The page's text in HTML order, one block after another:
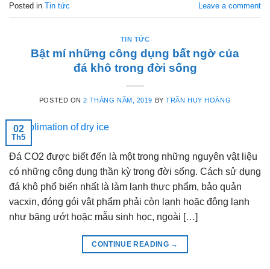
Posted in Tin tức Leave a comment
TIN TỨC
Bật mí những công dụng bất ngờ của
đá khô trong đời sống
POSTED ON2 THÁNG NĂM, 2019 BYTRẦN HUY HOÀNG
02
Th5
Đá CO2 được biết đến là một trong những nguyên vật liệu
có những công dụng thần kỳ trong đời sống. Cách sử dụng
đá khô phổ biến nhất là làm lạnh thực phẩm, bảo quản
vacxin, đóng gói vật phẩm phải còn lạnh hoặc đông lạnh
như băng ướt hoặc mẫu sinh học, ngoài […]
CONTINUE READING →